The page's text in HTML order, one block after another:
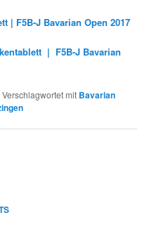
| F5B-J Bavarian Open 2017
| F5B-J Bavarian
Verschlagwortet mit Bavarian